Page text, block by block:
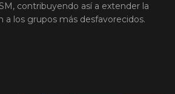
contribuyendo así a extender la
a los grupos más desfavorecidos.